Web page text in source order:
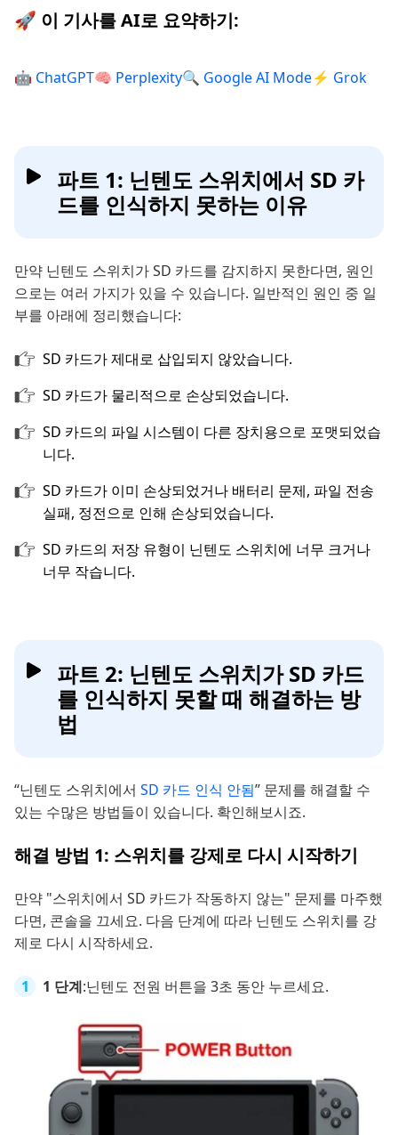
🚀 이 기사를 AI로 요약하기:
🤖 ChatGPT🧠 Perplexity🔍 Google AI Mode⚡ Grok
파트 1: 닌텐도 스위치에서 SD 카
드를 인식하지 못하는 이유
만약 닌텐도 스위치가 SD 카드를 감지하지 못한다면, 원인
으로는 여러 가지가 있을 수 있습니다. 일반적인 원인 중 일
부를 아래에 정리했습니다:
SD 카드가 제대로 삽입되지 않았습니다.
SD 카드가 물리적으로 손상되었습니다.
SD 카드의 파일 시스템이 다른 장치용으로 포맷되었습
니다.
SD 카드가 이미 손상되었거나 배터리 문제, 파일 전송
실패, 정전으로 인해 손상되었습니다.
SD 카드의 저장 유형이 닌텐도 스위치에 너무 크거나
너무 작습니다.
파트 2: 닌텐도 스위치가 SD 카드
를 인식하지 못할 때 해결하는 방
법
“닌텐도 스위치에서 SD 카드 인식 안됨” 문제를 해결할 수
있는 수많은 방법들이 있습니다. 확인해보시죠.
해결 방법 1: 스위치를 강제로 다시 시작하기
만약 "스위치에서 SD 카드가 작동하지 않는" 문제를 마주했
다면, 콘솔을 끄세요. 다음 단계에 따라 닌텐도 스위치를 강
제로 다시 시작하세요.
1 단계:닌텐도 전원 버튼을 3초 동안 누르세요.